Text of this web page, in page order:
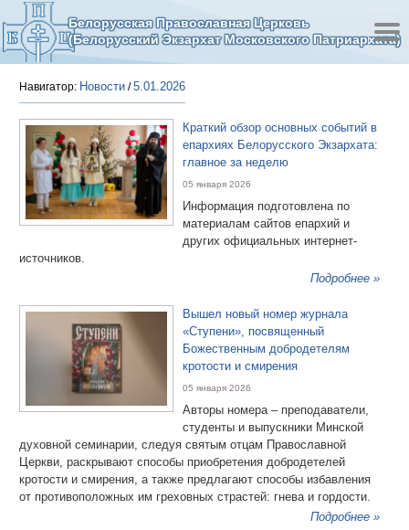
Белорусская Православная Церковь
(Белорусский Экзархат Московского Патриархата)
Навигатор: Новости /5.01.2026
Краткий обзор основных событий в
епархиях Белорусского Экзархата:
главное за неделю
05 января 2026
Информация подготовлена по
материалам сайтов епархий и
других официальных интернет-
источников.
Подробнее »
Вышел новый номер журнала
«Ступени», посвященный
Божественным добродетелям
кротости и смирения
05 января 2026
Авторы номера – преподаватели,
студенты и выпускники Минской
духовной семинарии, следуя святым отцам Православной
Церкви, раскрывают способы приобретения добродетелей
кротости и смирения, а также предлагают способы избавления
от противоположных им греховных страстей: гнева и гордости.
Подробнее »